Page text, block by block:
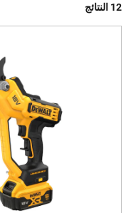
12 النتائج